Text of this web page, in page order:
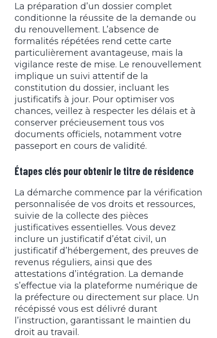
La préparation d’un dossier complet
conditionne la réussite de la demande ou
du renouvellement. L’absence de
formalités répétées rend cette carte
particulièrement avantageuse, mais la
vigilance reste de mise. Le renouvellement
implique un suivi attentif de la
constitution du dossier, incluant les
justificatifs à jour. Pour optimiser vos
chances, veillez à respecter les délais et à
conserver précieusement tous vos
documents officiels, notamment votre
passeport en cours de validité.
Étapes clés pour obtenir le titre de résidence
La démarche commence par la vérification
personnalisée de vos droits et ressources,
suivie de la collecte des pièces
justificatives essentielles. Vous devez
inclure un justificatif d’état civil, un
justificatif d’hébergement, des preuves de
revenus réguliers, ainsi que des
attestations d’intégration. La demande
s’effectue via la plateforme numérique de
la préfecture ou directement sur place. Un
récépissé vous est délivré durant
l’instruction, garantissant le maintien du
droit au travail.